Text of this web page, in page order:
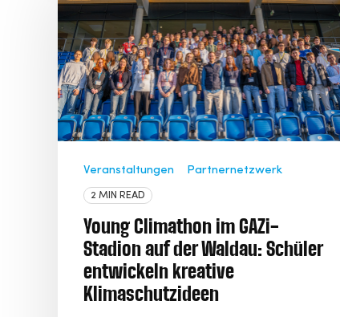
Veranstaltungen Partnernetzwerk
2 MIN READ
Young Climathon im GAZi-
Stadion auf der Waldau: Schüler
entwickeln kreative
Klimaschutzideen